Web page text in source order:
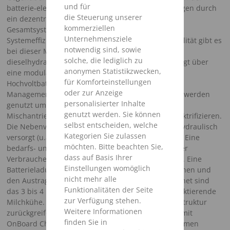
und für
die Steuerung unserer
kommerziellen
Unternehmensziele
notwendig sind, sowie
solche, die lediglich zu
anonymen Statistikzwecken,
für Komforteinstellungen
oder zur Anzeige
personalisierter Inhalte
genutzt werden. Sie können
selbst entscheiden, welche
Kategorien Sie zulassen
möchten. Bitte beachten Sie,
dass auf Basis Ihrer
Einstellungen womöglich
nicht mehr alle
Funktionalitäten der Seite
zur Verfügung stehen.
Weitere Informationen
finden Sie in
batterie-elektrische selbstfahrende Futtermischwagen durch
ein dezentrales Antriebskonzept aus, womit das
Gesamtsystem hinsichtlich Leistungsfähigkeit und
Systemeffizienz erhöht wird. Hinsichtlich Funktionalität gibt es
bei dieser Maschine keine Einschränkung zur
dieselhydraulischen Ausführung. Das System verfügt über
eine modular aufgebaute, flüssigkeitsgekühlte
Hochvoltbatterie mit einem innovativem Batterie-
Management-System. Drei der vier Elektromotoren werden
genutzt um die leistungsintensiven Verbraucher –
Mischantrieb, Fahrantrieb und Fräsantrieb – zu elektrifizieren.
Die Nebenverbraucher werden weiterhin elektro-hydraulisch
versorgt (u.a. Lenkung, Ansteuerung der Austräge). Eine
bedarfs- und leistungsgeregelte Ansteuerung dieser
Verbraucher trägt zur höheren Gesamteffizienz bei. Eine
Batterieladung ermöglicht die Entnahme, das Mischen und
den Austrag von bis zu 16 Tonnen TMR. Umgerechnet sind
das 3 bis 4 Mischungen für insgesamt bis zu 300 laktierende
Milchkühe. Um auf vielfach vorhandene Ladeinfrastruktur
zurückgreifen zu können, ist die Maschine sowohl mit
OnBoard Charger wie auch mit einem CCS2- konformen